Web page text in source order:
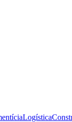
Logística